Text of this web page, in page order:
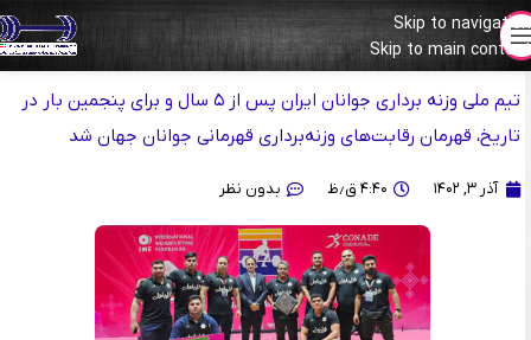
Skip to navigation
Skip to main content
تیم ملی وزنه برداری ایران قهرمان جوانان جهان شد
تیم ملی وزنه برداری جوانان ایران پس از ۵ سال و برای پنجمین بار در
تاریخ، قهرمان رقابت‌های وزنه‌برداری قهرمانی جوانان جهان شد
آذر ۳, ۱۴۰۲ ۴:۴۰ ق٫ظ بدون نظر